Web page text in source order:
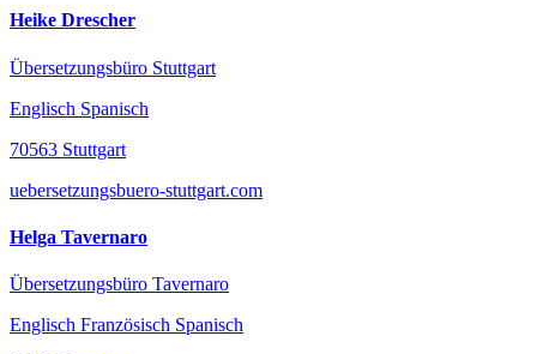
Heike Drescher
Übersetzungsbüro Stuttgart
Englisch Spanisch
70563 Stuttgart
uebersetzungsbuero-stuttgart.com
Helga Tavernaro
Übersetzungsbüro Tavernaro
Englisch Französisch Spanisch